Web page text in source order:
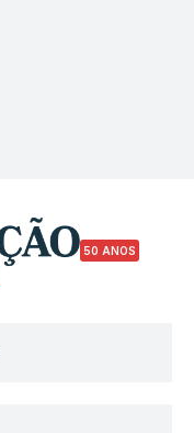
50 ANOS